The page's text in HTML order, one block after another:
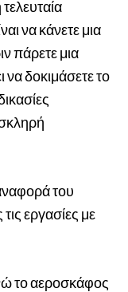
να κάνετε μια
πάρετε μια
να δοκιμάσετε το
του
εργασίες με
το αεροσκάφος